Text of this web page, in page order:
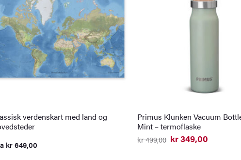
verdenskart med land og
kr649,00
Primus Klunken Vacuum
Mint – termoflaske
kr499,00
Opprinnelig
kr349,00
Nåværende